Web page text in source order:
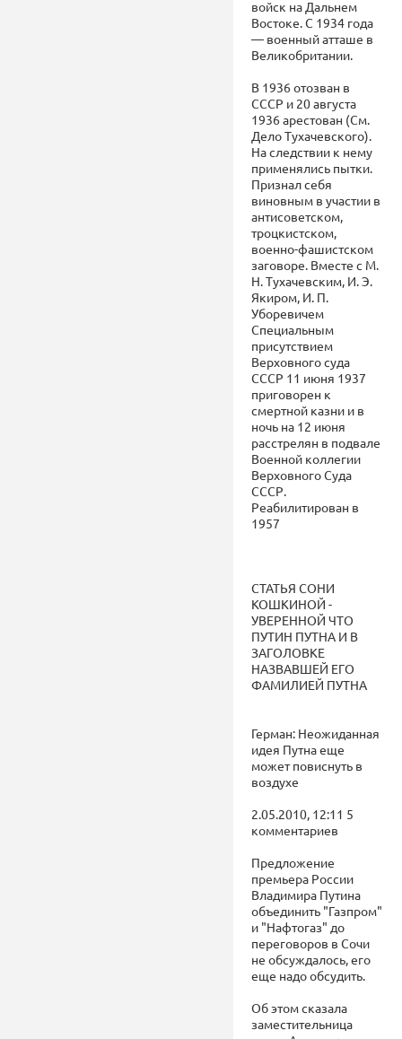
войск на Дальнем
Востоке. С 1934 года
— военный атташе в
Великобритании.
В 1936 отозван в
СССР и 20 августа
1936 арестован (См.
Дело Тухачевского).
На следствии к нему
применялись пытки.
Признал себя
виновным в участии в
антисоветском,
троцкистском,
военно-фашистском
заговоре. Вместе с М.
Н. Тухачевским, И. Э.
Якиром, И. П.
Уборевичем
Специальным
присутствием
Верховного суда
СССР 11 июня 1937
приговорен к
смертной казни и в
ночь на 12 июня
расстрелян в подвале
Военной коллегии
Верховного Суда
СССР.
Реабилитирован в
1957
СТАТЬЯ СОНИ
КОШКИНОЙ -
УВЕРЕННОЙ ЧТО
ПУТИН ПУТНА И В
ЗАГОЛОВКЕ
НАЗВАВШЕЙ ЕГО
ФАМИЛИЕЙ ПУТНА
Герман: Неожиданная
идея Путна еще
может повиснуть в
воздухе
2.05.2010, 12:11 5
комментариев
Предложение
премьера России
Владимира Путина
объединить "Газпром"
и "Нафтогаз" до
переговоров в Сочи
не обсуждалось, его
еще надо обсудить.
Об этом сказала
заместительница